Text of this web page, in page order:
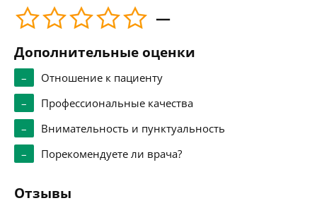
—
Дополнительные оценки
–
Отношение к пациенту
–
Профессиональные качества
–
Внимательность и пунктуальность
–
Порекомендуете ли врача?
Отзывы